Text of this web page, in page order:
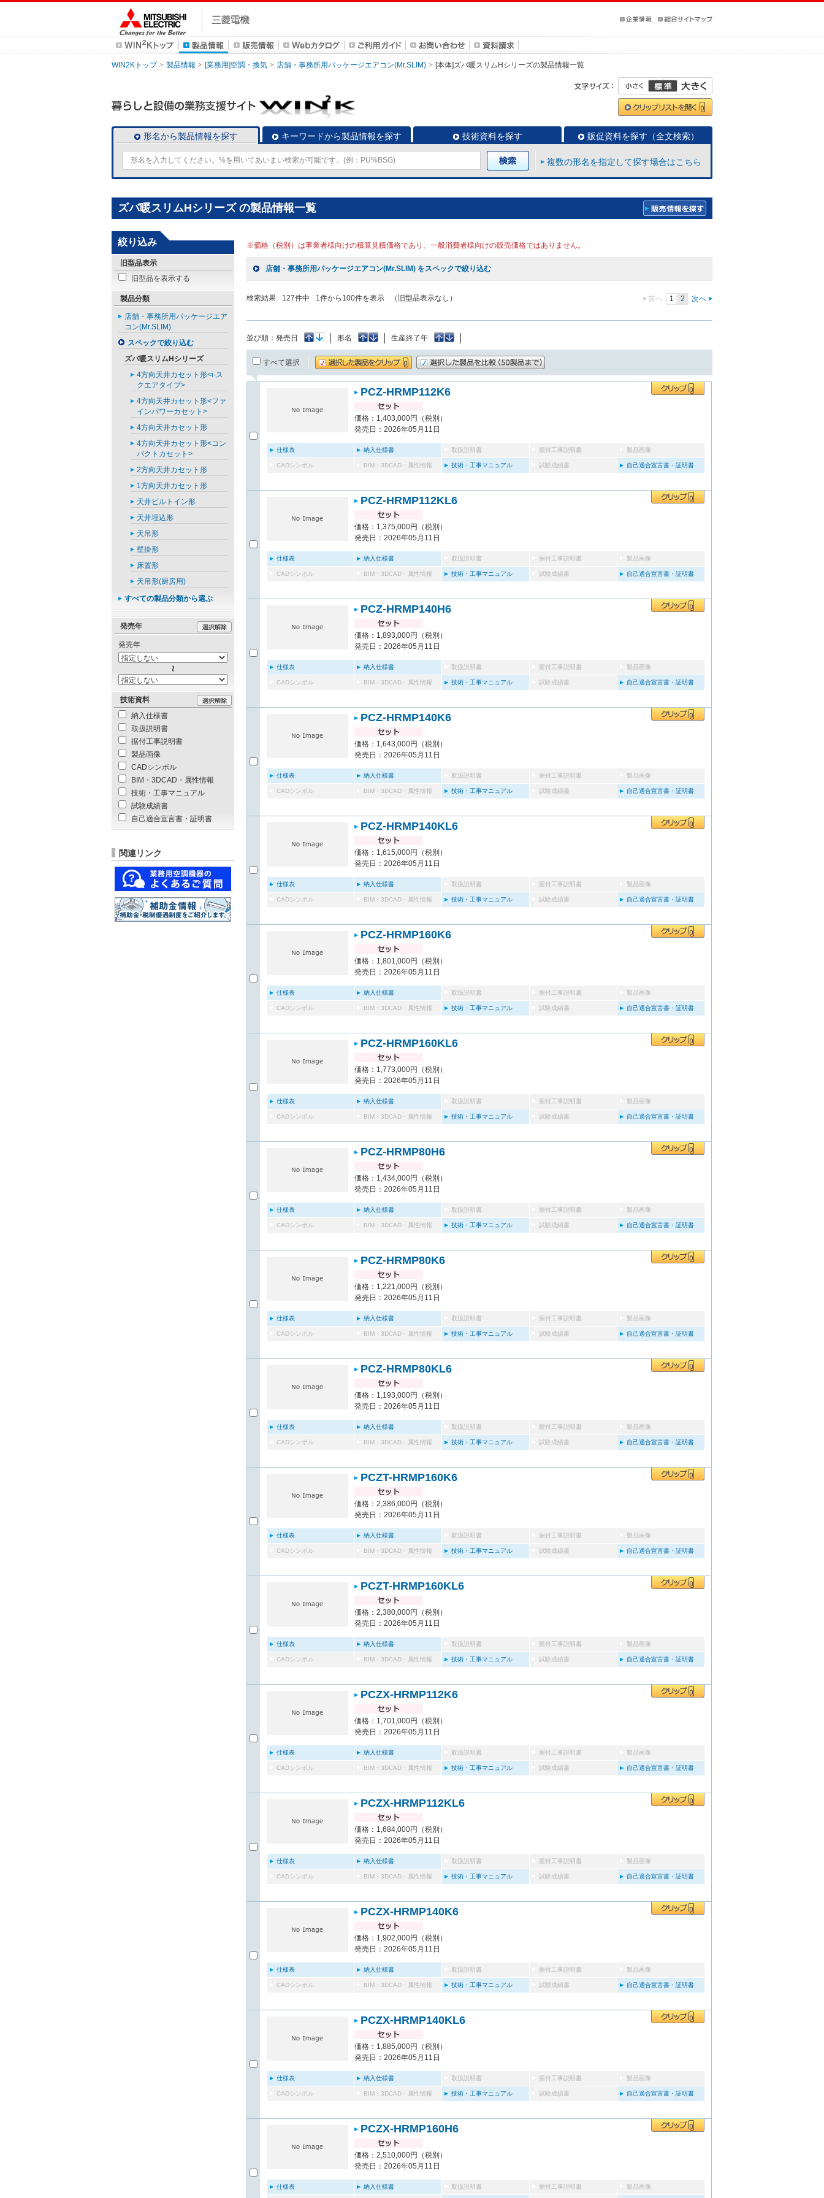
WIN2Kトップ 製品情報 [業務用]空調・換気 店舗・事務所用パッケージエアコン(Mr.SLIM) [本体]ズバ暖スリムHシリーズの製品情報一覧
形名から製品情報を探す キーワードから製品情報を探す 技術資料を探す 販促資料を探す（全文検索）
複数の形名を指定して探す場合はこちら
ズバ暖スリムHシリーズ の製品情報一覧
※価格（税別）は事業者様向けの積算見積価格であり、一般消費者様向けの販売価格ではありません。
店舗・事務所用パッケージエアコン(Mr.SLIM) をスペックで絞り込む
検索結果 127件中 1件から 100件を表示 （旧型品表示なし） 前へ 1 2 次へ
並び順： 発売日 形名 生産終了年
すべて選択
PCZ-HRMP112K6
価格：1,403,000円（税別）
発売日：2026年05月11日
仕様表 納入仕様書 取扱説明書 据付工事説明書 製品画像
CADシンボル BIM・3DCAD・属性情報 技術・工事マニュアル 試験成績書 自己適合宣言書・証明書
PCZ-HRMP112KL6
価格：1,375,000円（税別）
発売日：2026年05月11日
仕様表 納入仕様書 取扱説明書 据付工事説明書 製品画像
CADシンボル BIM・3DCAD・属性情報 技術・工事マニュアル 試験成績書 自己適合宣言書・証明書
PCZ-HRMP140H6
価格：1,893,000円（税別）
発売日：2026年05月11日
仕様表 納入仕様書 取扱説明書 据付工事説明書 製品画像
CADシンボル BIM・3DCAD・属性情報 技術・工事マニュアル 試験成績書 自己適合宣言書・証明書
PCZ-HRMP140K6
価格：1,643,000円（税別）
発売日：2026年05月11日
仕様表 納入仕様書 取扱説明書 据付工事説明書 製品画像
CADシンボル BIM・3DCAD・属性情報 技術・工事マニュアル 試験成績書 自己適合宣言書・証明書
PCZ-HRMP140KL6
価格：1,615,000円（税別）
発売日：2026年05月11日
仕様表 納入仕様書 取扱説明書 据付工事説明書 製品画像
CADシンボル BIM・3DCAD・属性情報 技術・工事マニュアル 試験成績書 自己適合宣言書・証明書
PCZ-HRMP160K6
価格：1,801,000円（税別）
発売日：2026年05月11日
仕様表 納入仕様書 取扱説明書 据付工事説明書 製品画像
CADシンボル BIM・3DCAD・属性情報 技術・工事マニュアル 試験成績書 自己適合宣言書・証明書
PCZ-HRMP160KL6
価格：1,773,000円（税別）
発売日：2026年05月11日
仕様表 納入仕様書 取扱説明書 据付工事説明書 製品画像
CADシンボル BIM・3DCAD・属性情報 技術・工事マニュアル 試験成績書 自己適合宣言書・証明書
PCZ-HRMP80H6
価格：1,434,000円（税別）
発売日：2026年05月11日
仕様表 納入仕様書 取扱説明書 据付工事説明書 製品画像
CADシンボル BIM・3DCAD・属性情報 技術・工事マニュアル 試験成績書 自己適合宣言書・証明書
PCZ-HRMP80K6
価格：1,221,000円（税別）
発売日：2026年05月11日
仕様表 納入仕様書 取扱説明書 据付工事説明書 製品画像
CADシンボル BIM・3DCAD・属性情報 技術・工事マニュアル 試験成績書 自己適合宣言書・証明書
PCZ-HRMP80KL6
価格：1,193,000円（税別）
発売日：2026年05月11日
仕様表 納入仕様書 取扱説明書 据付工事説明書 製品画像
CADシンボル BIM・3DCAD・属性情報 技術・工事マニュアル 試験成績書 自己適合宣言書・証明書
PCZT-HRMP160K6
価格：2,386,000円（税別）
発売日：2026年05月11日
仕様表 納入仕様書 取扱説明書 据付工事説明書 製品画像
CADシンボル BIM・3DCAD・属性情報 技術・工事マニュアル 試験成績書 自己適合宣言書・証明書
PCZT-HRMP160KL6
価格：2,380,000円（税別）
発売日：2026年05月11日
仕様表 納入仕様書 取扱説明書 据付工事説明書 製品画像
CADシンボル BIM・3DCAD・属性情報 技術・工事マニュアル 試験成績書 自己適合宣言書・証明書
PCZX-HRMP112K6
価格：1,701,000円（税別）
発売日：2026年05月11日
仕様表 納入仕様書 取扱説明書 据付工事説明書 製品画像
CADシンボル BIM・3DCAD・属性情報 技術・工事マニュアル 試験成績書 自己適合宣言書・証明書
PCZX-HRMP112KL6
価格：1,684,000円（税別）
発売日：2026年05月11日
仕様表 納入仕様書 取扱説明書 据付工事説明書 製品画像
CADシンボル BIM・3DCAD・属性情報 技術・工事マニュアル 試験成績書 自己適合宣言書・証明書
PCZX-HRMP140K6
価格：1,902,000円（税別）
発売日：2026年05月11日
仕様表 納入仕様書 取扱説明書 据付工事説明書 製品画像
CADシンボル BIM・3DCAD・属性情報 技術・工事マニュアル 試験成績書 自己適合宣言書・証明書
PCZX-HRMP140KL6
価格：1,885,000円（税別）
発売日：2026年05月11日
仕様表 納入仕様書 取扱説明書 据付工事説明書 製品画像
CADシンボル BIM・3DCAD・属性情報 技術・工事マニュアル 試験成績書 自己適合宣言書・証明書
PCZX-HRMP160H6
価格：2,510,000円（税別）
発売日：2026年05月11日
仕様表 納入仕様書 取扱説明書 据付工事説明書 製品画像
絞り込み
旧型品表示
旧型品を表示する
製品分類
店舗・事務所用パッケージエア
コン(Mr.SLIM)
スペックで絞り込む
ズバ暖スリムHシリーズ
4方向天井カセット形<i-ス
クエアタイプ>
4方向天井カセット形<ファ
インパワーカセット>
4方向天井カセット形
4方向天井カセット形<コン
パクトカセット>
2方向天井カセット形
1方向天井カセット形
天井ビルトイン形
天井埋込形
天吊形
壁掛形
床置形
天吊形(厨房用)
すべての製品分類から選ぶ
発売年
発売年
技術資料
納入仕様書
取扱説明書
据付工事説明書
製品画像
CADシンボル
BIM・3DCAD・属性情報
技術・工事マニュアル
試験成績書
自己適合宣言書・証明書
関連リンク